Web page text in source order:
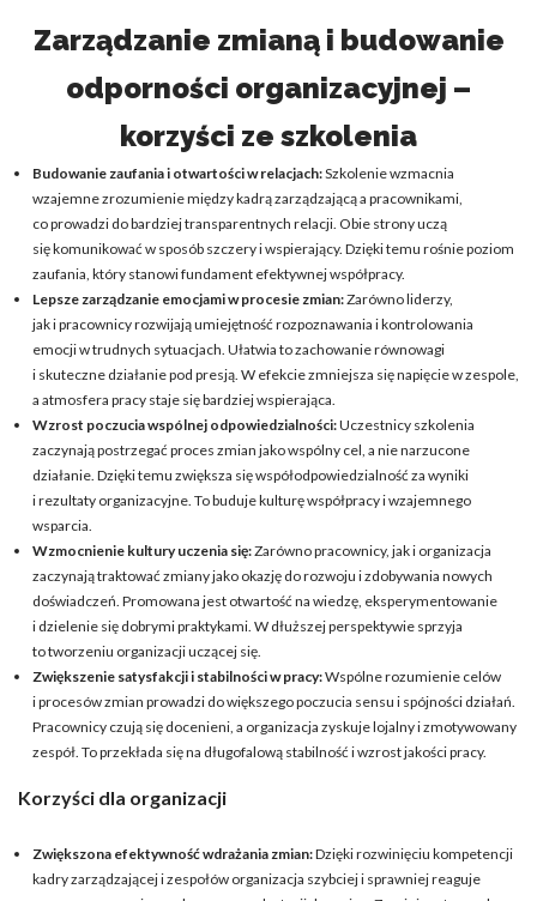
Zarządzanie zmianą i budowanie
odporności organizacyjnej –
korzyści ze szkolenia
Budowanie zaufania i otwartości w relacjach:Szkolenie wzmacnia
wzajemne zrozumienie między kadrą zarządzającą a pracownikami,
co prowadzi do bardziej transparentnych relacji. Obie strony uczą
się komunikować w sposób szczery i wspierający. Dzięki temu rośnie poziom
zaufania, który stanowi fundament efektywnej współpracy.
Lepsze zarządzanie emocjami w procesie zmian:Zarówno liderzy,
jak i pracownicy rozwijają umiejętność rozpoznawania i kontrolowania
emocji w trudnych sytuacjach. Ułatwia to zachowanie równowagi
i skuteczne działanie pod presją. W efekcie zmniejsza się napięcie w zespole,
a atmosfera pracy staje się bardziej wspierająca.
Wzrost poczucia wspólnej odpowiedzialności:Uczestnicy szkolenia
zaczynają postrzegać proces zmian jako wspólny cel, a nie narzucone
działanie. Dzięki temu zwiększa się współodpowiedzialność za wyniki
i rezultaty organizacyjne. To buduje kulturę współpracy i wzajemnego
wsparcia.
Wzmocnienie kultury uczenia się:Zarówno pracownicy, jak i organizacja
zaczynają traktować zmiany jako okazję do rozwoju i zdobywania nowych
doświadczeń. Promowana jest otwartość na wiedzę, eksperymentowanie
i dzielenie się dobrymi praktykami. W dłuższej perspektywie sprzyja
to tworzeniu organizacji uczącej się.
Zwiększenie satysfakcji i stabilności w pracy:Wspólne rozumienie celów
i procesów zmian prowadzi do większego poczucia sensu i spójności działań.
Pracownicy czują się docenieni, a organizacja zyskuje lojalny i zmotywowany
zespół. To przekłada się na długofalową stabilność i wzrost jakości pracy.
Korzyści dla organizacji
Zwiększona efektywność wdrażania zmian:Dzięki rozwinięciu kompetencji
kadry zarządzającej i zespołów organizacja szybciej i sprawniej reaguje